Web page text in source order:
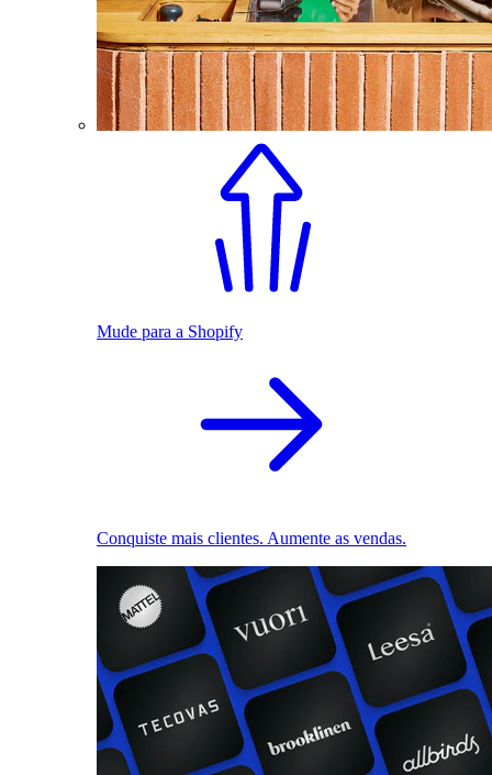
Mude para a Shopify
Conquiste mais clientes. Aumente as vendas.